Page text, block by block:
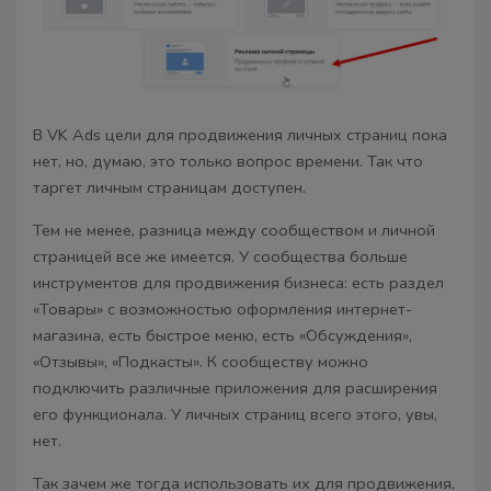
В VK Ads цели для продвижения личных страниц пока
нет, но, думаю, это только вопрос времени. Так что
таргет личным страницам доступен.
Тем не менее, разница между сообществом и личной
страницей все же имеется. У сообщества больше
инструментов для продвижения бизнеса: есть раздел
«Товары» с возможностью оформления интернет-
магазина, есть быстрое меню, есть «Обсуждения»,
«Отзывы», «Подкасты». К сообществу можно
подключить различные приложения для расширения
его функционала. У личных страниц всего этого, увы,
нет.
Так зачем же тогда использовать их для продвижения,